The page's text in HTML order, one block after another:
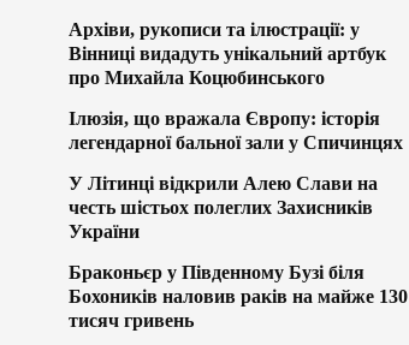
Архіви, рукописи та ілюстрації: у
Вінниці видадуть унікальний артбук
про Михайла Коцюбинського
Ілюзія, що вражала Європу: історія
легендарної бальної зали у Спичинцях
У Літинці відкрили Алею Слави на
честь шістьох полеглих Захисників
України
Браконьєр у Південному Бузі біля
Бохоників наловив раків на майже 130
тисяч гривень